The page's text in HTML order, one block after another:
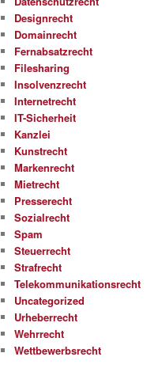
Designrecht
Domainrecht
Fernabsatzrecht
Filesharing
Insolvenzrecht
Internetrecht
IT-Sicherheit
Kanzlei
Kunstrecht
Markenrecht
Mietrecht
Presserecht
Sozialrecht
Spam
Steuerrecht
Strafrecht
Telekommunikationsrecht
Uncategorized
Urheberrecht
Wehrrecht
Wettbewerbsrecht